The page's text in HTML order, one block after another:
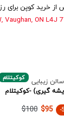
از خرید کوپن برای
Vaughan, ON L4J
کوکیتلام
سالن زیبایی
گیری) -کوکیتلام
$100 $95 -